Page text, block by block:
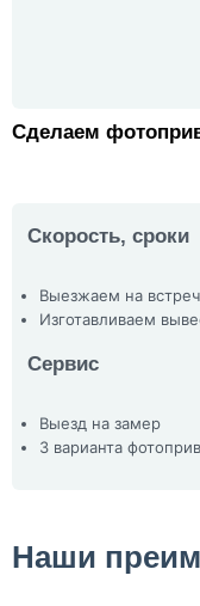
Сделаем
Скорость, сроки
Выезжаем на
Изготавливаем
Сервис
Выезд на замер
3 варианта
Наши